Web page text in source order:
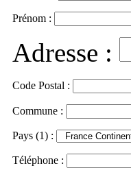
Prénom :
Adresse :
Code Postal :
Commune :
Pays (1) :
Téléphone :